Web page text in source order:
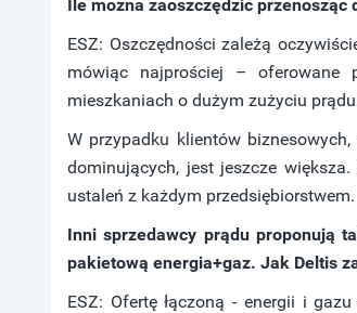
Ile można zaoszczędzić przenosząc
ESZ: Oszczędności zależą
mówiąc najprościej –
mieszkaniach o dużym zużyciu
W przypadku klientów
dominujących, jest jeszcze
ustaleń z każdym przedsiębiorstwem.
Inni sprzedawcy prądu proponują
pakietową energia+gaz. Jak Deltis
ESZ: Ofertę łączoną - energii i